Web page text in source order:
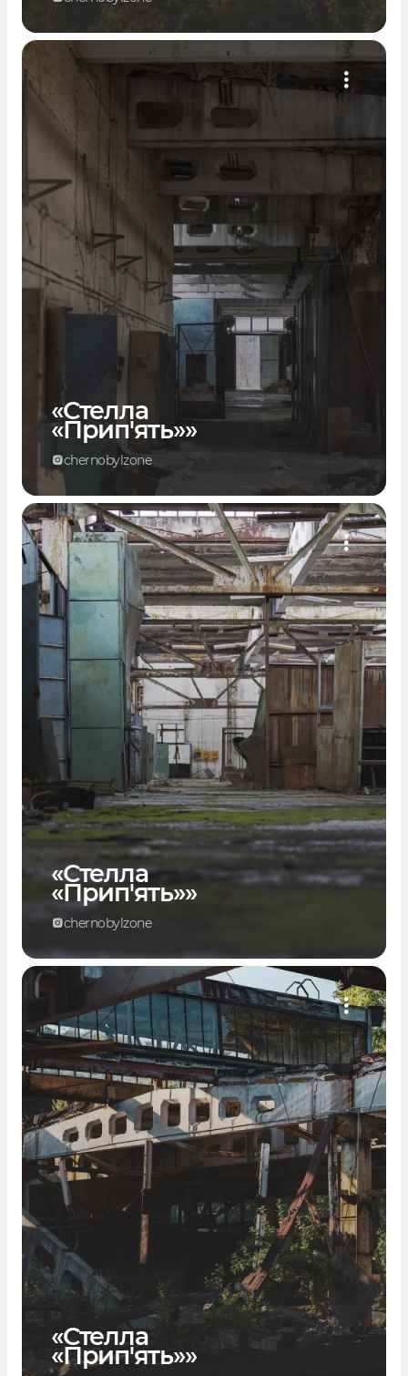
«Стелла
«Прип'ять»»
chernobylzone
«Стелла
«Прип'ять»»
chernobylzone
«Стелла
«Прип'ять»»